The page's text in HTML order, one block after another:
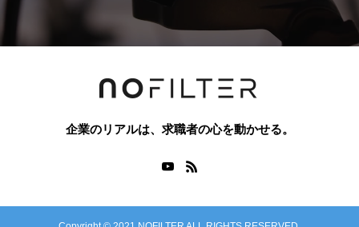
企業のリアルは、求職者の心を動かせる。